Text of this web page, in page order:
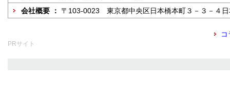
会社概要 ： 〒103-0023 東京都中央区日本橋本町３－３－４
PRサイト